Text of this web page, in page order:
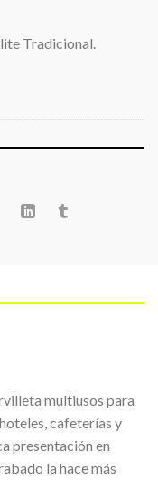
Tradicional.
multiusos para
cafeterías y
presentación en
la hace más